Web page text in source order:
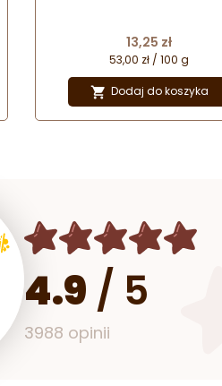
Cena
13,25 zł
53,00 zł / 100 g
 Dodaj do koszyka
4.9 / 5
3988 opinii